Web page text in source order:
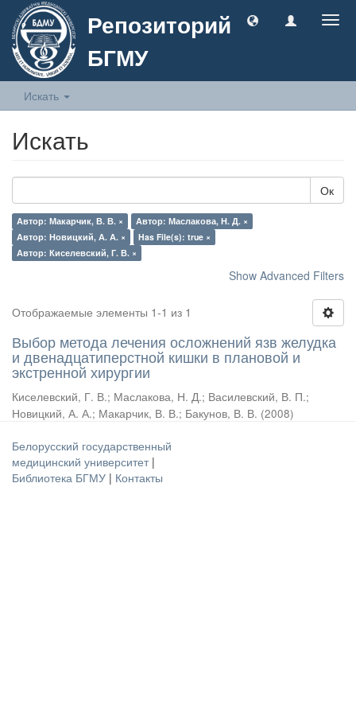
Репозиторий
БГМУ
Искать
Искать
Ок
Автор: Макарчик, В. В. ×
Автор: Маслакова, Н. Д. ×
Автор: Новицкий, А. А. ×
Has File(s): true ×
Автор: Киселевский, Г. В. ×
Show Advanced Filters
Отображаемые элементы 1-1 из 1
Выбор метода лечения осложнений язв желудка
и двенадцатиперстной кишки в плановой и
экстренной хирургии
Киселевский, Г. В.; Маслакова, Н. Д.; Василевский, В. П.;
Новицкий, А. А.; Макарчик, В. В.; Бакунов, В. В. (2008)
Белорусский государственный
медицинский университет |
Библиотека БГМУ | Контакты